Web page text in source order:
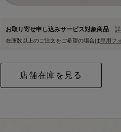
お取り寄せ申し込みサービス対象商品
在庫数以上のご注文をご希望の場合は専用フ